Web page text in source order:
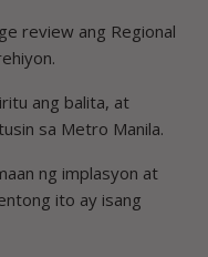
review ang Regional
ang balita, at
sa Metro Manila.
ng implasyon at
ito ay isang